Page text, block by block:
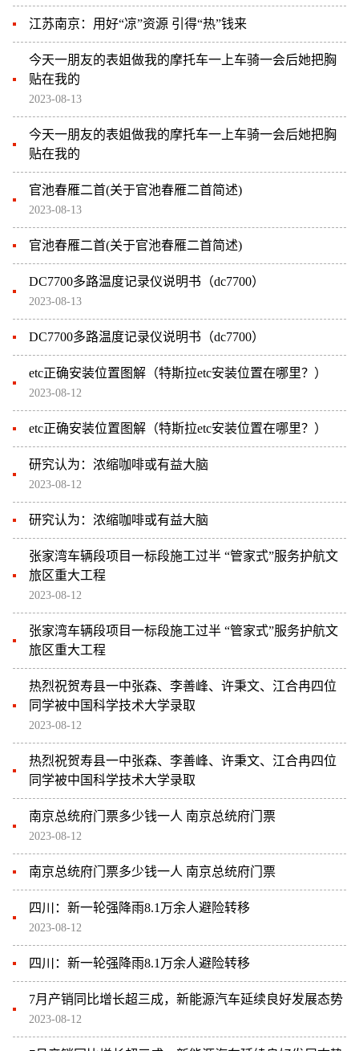
江苏南京：用好“凉”资源 引得“热”钱来
今天一朋友的表姐做我的摩托车一上车骑一会后她把胸
贴在我的
2023-08-13
今天一朋友的表姐做我的摩托车一上车骑一会后她把胸
贴在我的
官池春雁二首(关于官池春雁二首简述)
2023-08-13
官池春雁二首(关于官池春雁二首简述)
DC7700多路温度记录仪说明书（dc7700）
2023-08-13
DC7700多路温度记录仪说明书（dc7700）
etc正确安装位置图解（特斯拉etc安装位置在哪里？）
2023-08-12
etc正确安装位置图解（特斯拉etc安装位置在哪里？）
研究认为：浓缩咖啡或有益大脑
2023-08-12
研究认为：浓缩咖啡或有益大脑
张家湾车辆段项目一标段施工过半 “管家式”服务护航文
旅区重大工程
2023-08-12
张家湾车辆段项目一标段施工过半 “管家式”服务护航文
旅区重大工程
热烈祝贺寿县一中张森、李善峰、许秉文、江合冉四位
同学被中国科学技术大学录取
2023-08-12
热烈祝贺寿县一中张森、李善峰、许秉文、江合冉四位
同学被中国科学技术大学录取
南京总统府门票多少钱一人 南京总统府门票
2023-08-12
南京总统府门票多少钱一人 南京总统府门票
四川：新一轮强降雨8.1万余人避险转移
2023-08-12
四川：新一轮强降雨8.1万余人避险转移
7月产销同比增长超三成，新能源汽车延续良好发展态势
2023-08-12